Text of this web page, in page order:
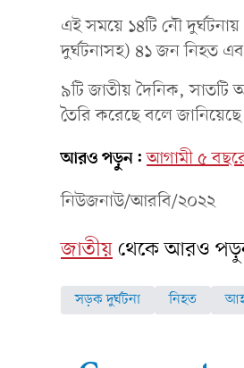
এই সময়ে ১৪টি নৌ
দুর্ঘটনাসহ) ৪১ জন নিহত
৯টি জাতীয় দৈনিক, সাতটি
তৈরি করেছে বলে
আরও পড়ুন: আগামী ৫
নিউজনাউ/আরবি/২০২২
জাতীয়থেকে আরও
সড়ক দুর্ঘটনা নিহত